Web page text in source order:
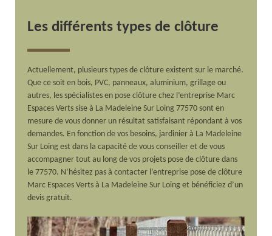
Les différents types de clôture
Actuellement, plusieurs types de clôture existent sur le marché.
Que ce soit en bois, PVC, panneaux, aluminium, grillage ou
autres, les spécialistes en pose clôture chez l’entreprise Marc
Espaces Verts sise à La Madeleine Sur Loing 77570 sont en
mesure de vous donner un résultat satisfaisant répondant à vos
demandes. En fonction de vos besoins, jardinier à La Madeleine
Sur Loing est dans la capacité de vous conseiller et de vous
accompagner tout au long de vos projets pose de clôture dans
le 77570. N’hésitez pas à contacter l’entreprise pose de clôture
Marc Espaces Verts à La Madeleine Sur Loing et bénéficiez d’un
devis gratuit.